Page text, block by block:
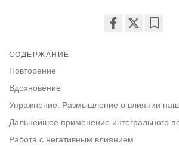
СОДЕРЖАНИЕ
Повторение
Вдохновение
Упражнение: Размышление о влиянии
Дальнейшее применение интегрального
Работа с негативным влиянием